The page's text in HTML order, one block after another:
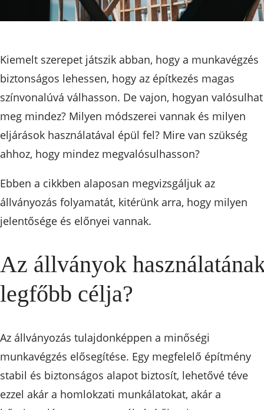
Kiemelt szerepet játszik abban, hogy a munkavégzés
biztonságos lehessen, hogy az építkezés magas
színvonalúvá válhasson. De vajon, hogyan valósulhat
meg mindez? Milyen módszerei vannak és milyen
eljárások használatával épül fel? Mire van szükség
ahhoz, hogy mindez megvalósulhasson?
Ebben a cikkben alaposan megvizsgáljuk az
állványozás folyamatát, kitérünk arra, hogy milyen
jelentősége és előnyei vannak.
Az állványok
legfőbb célja?
Az állványozás tulajdonképpen a minőségi
munkavégzés elősegítése. Egy megfelelő építmény
stabil és biztonságos alapot biztosít, lehetővé téve
ezzel akár a homlokzati munkálatokat, akár a